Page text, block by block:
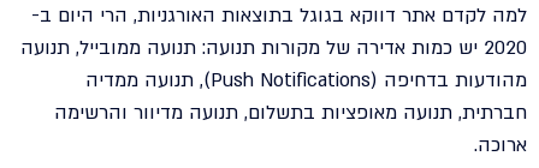
למה לקדם אתר דווקא בגוגל בתוצאות האורגניות, הרי היום ב-
2020 יש כמות אדירה של מקורות תנועה: תנועה ממובייל, תנועה
מהודעות בדחיפה (Push Notifications), תנועה ממדיה
חברתית, תנועה מאופציות בתשלום, תנועה מדיוור והרשימה
ארוכה.